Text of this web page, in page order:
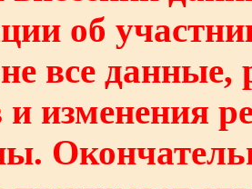
об
все
и изменения